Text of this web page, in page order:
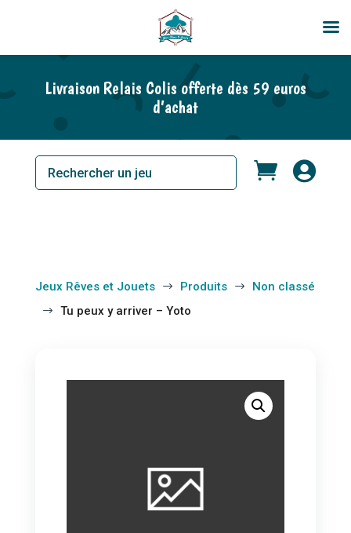
Livraison Relais Colis offerte dès 59 euros
d’achat
 
Jeux Rêves et Jouets $ Produits $ Non classé
$ Tu peux y arriver – Yoto